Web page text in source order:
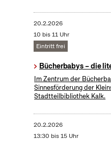
20.2.2026
10 bis 11 Uhr
Eintritt frei
Bücherbabys – die
Im Zentrum der
Sinnesförderung der
Stadtteilbibliothek Kalk.
20.2.2026
13:30 bis 15 Uhr